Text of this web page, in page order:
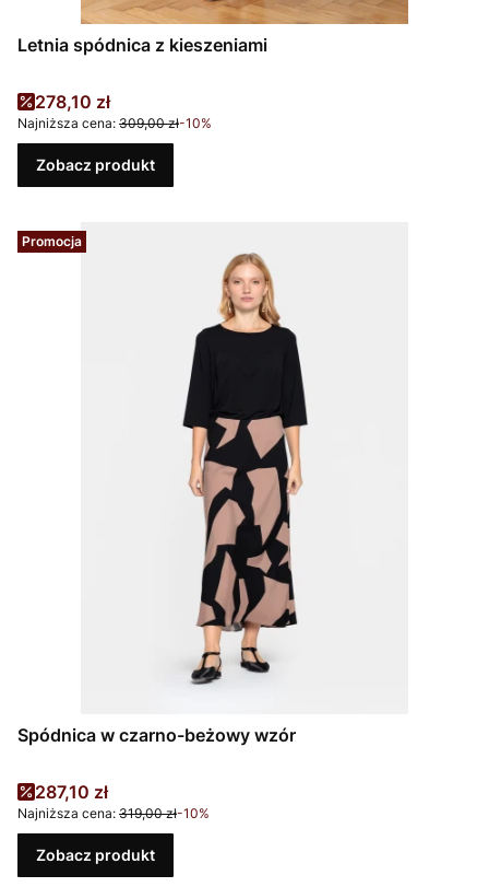
Letnia spódnica z kieszeniami
Cena promocyjna
278,10 zł
Najniższa cena: 309,00 zł-10%
Zobacz produkt
Promocja
Spódnica w czarno-beżowy wzór
Cena promocyjna
287,10 zł
Najniższa cena: 319,00 zł-10%
Zobacz produkt